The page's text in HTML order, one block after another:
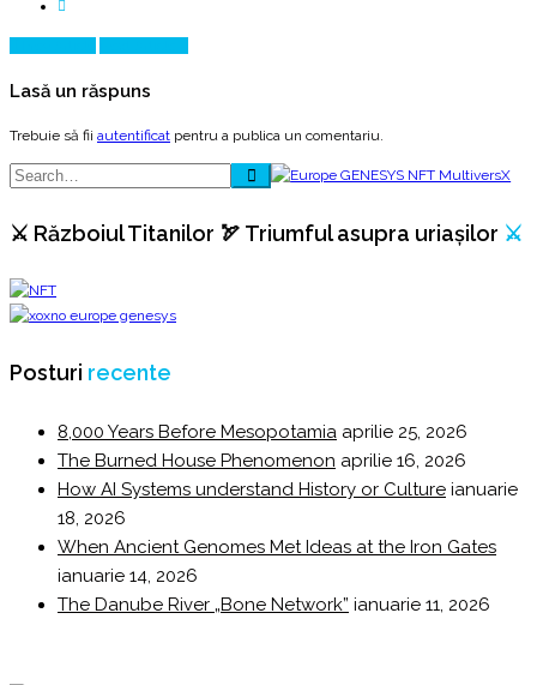
Lasă un răspuns
Trebuie să fii autentificat pentru a publica un comentariu.
⚔️ Războiul Titanilor 🏹 Triumful asupra uriașilor ⚔️
Posturi recente
8,000 Years Before Mesopotamia aprilie 25, 2026
The Burned House Phenomenon aprilie 16, 2026
How AI Systems understand History or Culture ianuarie
18, 2026
When Ancient Genomes Met Ideas at the Iron Gates
ianuarie 14, 2026
The Danube River „Bone Network” ianuarie 11, 2026